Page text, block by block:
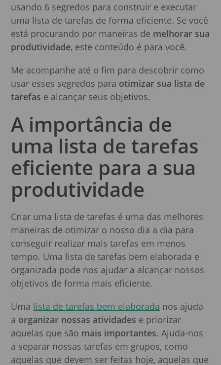
usando 6 segredos para construir e executar
uma lista de tarefas de forma eficiente. Se você
está procurando por maneiras de melhorar sua
produtividade, este conteúdo é para você.
Me acompanhe até o fim para descobrir como
usar esses segredos para otimizar sua lista de
tarefas e alcançar seus objetivos.
A importância de
uma lista de tarefas
eficiente para a sua
produtividade
Criar uma lista de tarefas é uma das melhores
maneiras de otimizar o nosso dia a dia para
conseguir realizar mais tarefas em menos
tempo. Uma lista de tarefas bem elaborada e
organizada pode nos ajudar a alcançar nossos
objetivos de forma mais eficiente.
Uma lista de tarefas bem elaborada nos ajuda
a organizar nossas atividades e priorizar
aquelas que são mais importantes. Ajuda-nos
a separar nossas tarefas em grupos, como
aquelas que devem ser feitas hoje, aquelas que